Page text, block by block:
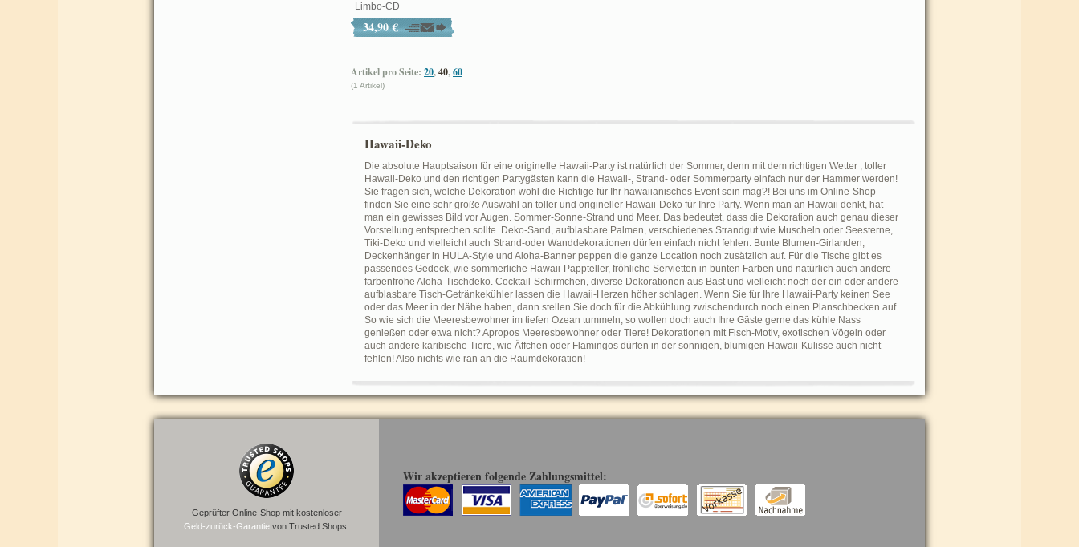
Limbo-CD
34,90 €
Artikel pro Seite: 20,40,60
(1 Artikel)
Hawaii-Deko
Die absolute Hauptsaison für eine originelle Hawaii-Party ist natürlich der Sommer, denn mit dem richtigen Wetter , toller
Hawaii-Deko und den richtigen Partygästen kann die Hawaii-, Strand- oder Sommerparty einfach nur der Hammer werden!
Sie fragen sich, welche Dekoration wohl die Richtige für Ihr hawaiianisches Event sein mag?! Bei uns im Online-Shop
finden Sie eine sehr große Auswahl an toller und origineller Hawaii-Deko für Ihre Party. Wenn man an Hawaii denkt, hat
man ein gewisses Bild vor Augen. Sommer-Sonne-Strand und Meer. Das bedeutet, dass die Dekoration auch genau dieser
Vorstellung entsprechen sollte. Deko-Sand, aufblasbare Palmen, verschiedenes Strandgut wie Muscheln oder Seesterne,
Tiki-Deko und vielleicht auch Strand-oder Wanddekorationen dürfen einfach nicht fehlen. Bunte Blumen-Girlanden,
Deckenhänger in HULA-Style und Aloha-Banner peppen die ganze Location noch zusätzlich auf. Für die Tische gibt es
passendes Gedeck, wie sommerliche Hawaii-Pappteller, fröhliche Servietten in bunten Farben und natürlich auch andere
farbenfrohe Aloha-Tischdeko. Cocktail-Schirmchen, diverse Dekorationen aus Bast und vielleicht noch der ein oder andere
aufblasbare Tisch-Getränkekühler lassen die Hawaii-Herzen höher schlagen. Wenn Sie für Ihre Hawaii-Party keinen See
oder das Meer in der Nähe haben, dann stellen Sie doch für die Abkühlung zwischendurch noch einen Planschbecken auf.
So wie sich die Meeresbewohner im tiefen Ozean tummeln, so wollen doch auch Ihre Gäste gerne das kühle Nass
genießen oder etwa nicht? Apropos Meeresbewohner oder Tiere! Dekorationen mit Fisch-Motiv, exotischen Vögeln oder
auch andere karibische Tiere, wie Äffchen oder Flamingos dürfen in der sonnigen, blumigen Hawaii-Kulisse auch nicht
fehlen! Also nichts wie ran an die Raumdekoration!
Geprüfter Online-Shop mit kostenloser
Geld-zurück-Garantie von Trusted Shops.
Wir akzeptieren folgende Zahlungsmittel: